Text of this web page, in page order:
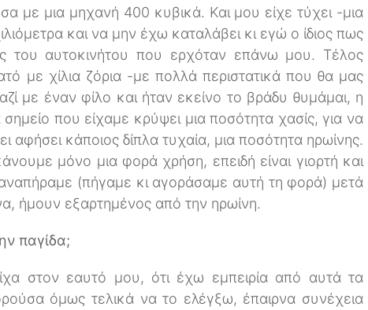
με μια μηχανή 400 κυβικά. Και μου είχε τύχει -μια
και να μην έχω καταλάβει κι εγώ ο ίδιος πως
του αυτοκινήτου που ερχόταν επάνω μου. Τέλος
με χίλια ζόρια -με πολλά περιστατικά που θα μας
με έναν φίλο και ήταν εκείνο το βράδυ θυμάμαι, η
που είχαμε κρύψει μια ποσότητα χασίς, για να
κάποιος δίπλα τυχαία, μια ποσότητα ηρωίνης.
μόνο μια φορά χρήση, επειδή είναι γιορτή και
(πήγαμε κι αγοράσαμε αυτή τη φορά) μετά
ήμουν εξαρτημένος από την ηρωίνη.
παγίδα;
στον εαυτό μου, ότι έχω εμπειρία από αυτά τα
όμως τελικά να το ελέγξω, έπαιρνα συνέχεια